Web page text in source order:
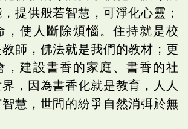
提供般若智慧，可淨化心靈；
，使人斷除煩惱。住持就是校
師，佛法就是我們的教材；更
，建設書香的家庭、書香的社
，因為書香化就是教育，人人
慧，世間的紛爭自然消弭於無